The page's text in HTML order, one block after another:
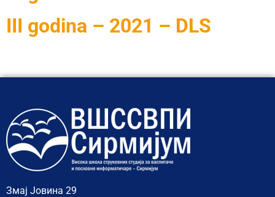
III godina – 2021 – DLS
Змај Јовина 29